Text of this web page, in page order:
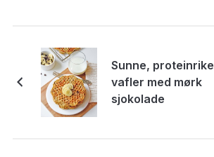
Sunne, proteinrike
vafler med mørk
sjokolade